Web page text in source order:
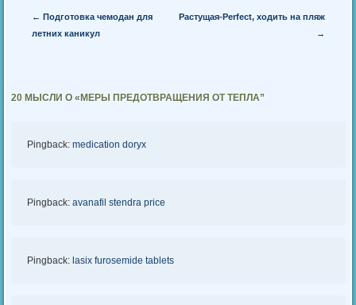
Сообщение навигации
← Подготовка чемодан для
летних каникул
Растущая-Perfect, ходить на пляж
→
20 МЫСЛИ О « МЕРЫ ПРЕДОТВРАЩЕНИЯ ОТ ТЕПЛА”
Pingback: medication doryx
Pingback: avanafil stendra price
Pingback: lasix furosemide tablets